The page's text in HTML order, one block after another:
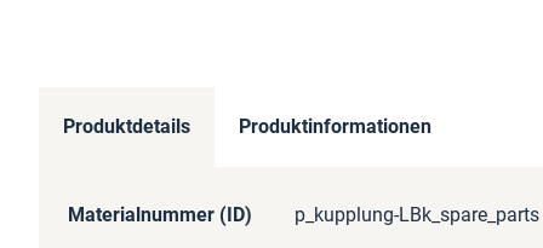
Produktdetails
Mehr
Materialnummer (ID)
p_kupplung-LBk_spare_parts
Produktinformationen